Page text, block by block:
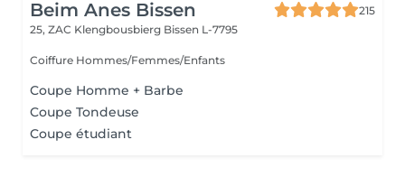
Beim Anes Bissen
215
25, ZAC Klengbousbierg Bissen L-7795
Coiffure Hommes/Femmes/Enfants
Coupe Homme + Barbe
Coupe Tondeuse
Coupe étudiant